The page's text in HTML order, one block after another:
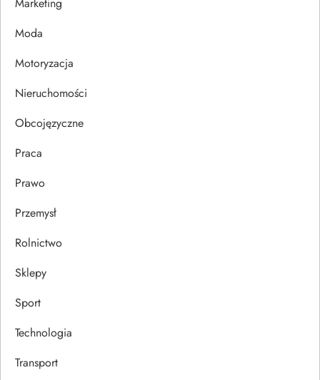
p
u
Moda
Motoryzacja
Nieruchomości
Obcojęzyczne
Praca
Prawo
Przemysł
Rolnictwo
Sklepy
Sport
Technologia
Transport